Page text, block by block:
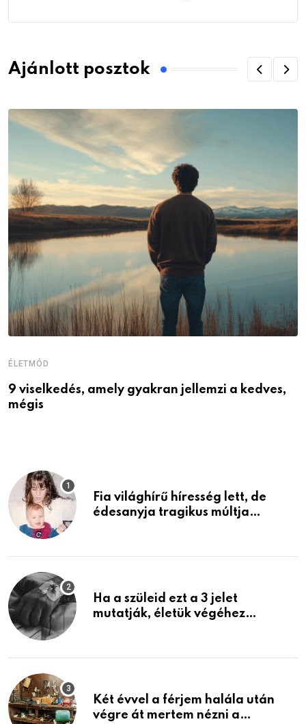
Ajánlott posztok
ÉLETMÓD
9 viselkedés, amely gyakran jellemzi a kedves,
mégis
Fia világhírű híresség lett, de
édesanyja tragikus múltja
Ha a szüleid ezt a 3 jelet
mutatják, életük végéhez
Két évvel a férjem halála után
végre át mertem nézni a